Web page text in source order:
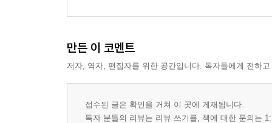
만든 이 코멘트
저자, 역자, 편집자를 위한 공간입니다. 독자들에게 전하
접수된 글은 확인을 거쳐 이 곳에 게재됩니다.
독자 분들의 리뷰는 리뷰 쓰기를, 책에 대한 문의는